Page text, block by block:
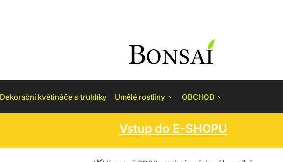
Dekorační květináče a truhlíky Umělé rostliny OBCHOD
Vstup do E-SHOPU